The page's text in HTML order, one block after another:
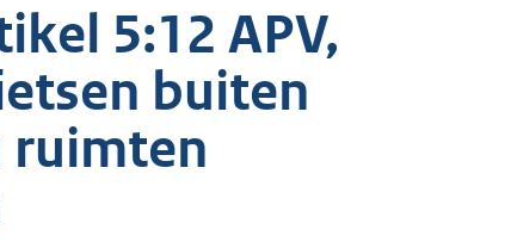
5:12 APV,
buiten
ruimten